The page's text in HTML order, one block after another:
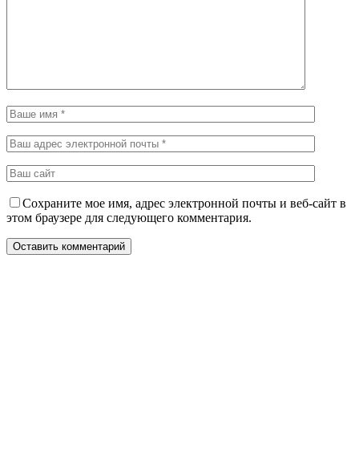
Сохраните мое имя, адрес электронной почты и веб-сайт в
этом браузере для следующего комментария.